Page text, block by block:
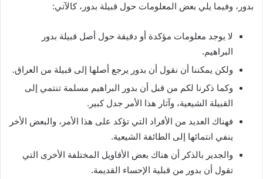
بدور، وفيما يلي بعض المعلومات حول قبيلة بدور، كالآتي:
لا يوجد معلومات مؤكدة أو دقيقة حول أصل قبيلة بدور
البراهيم.
ولكن يمكننا أن نقول أن بدور يرجع أصلها إلى قبيلة من العراق.
وكما ذكرنا لكم من قبل أن بدور البراهيم مسلمة تنتمي إلى
القبيلة الشيعية، وآثار هذا الأمر جدل كبير.
فهناك العديد من الأفراد التي تؤكد على هذا الأمر، والبعض الأخر
ينفي انتمائها إلى الطائفة الشيعية.
والجدير بالذكر أن هناك بعض الأقاويل المختلفة الأخرى التي
تقول أن بدور من قبلية الإحساء القديمة.